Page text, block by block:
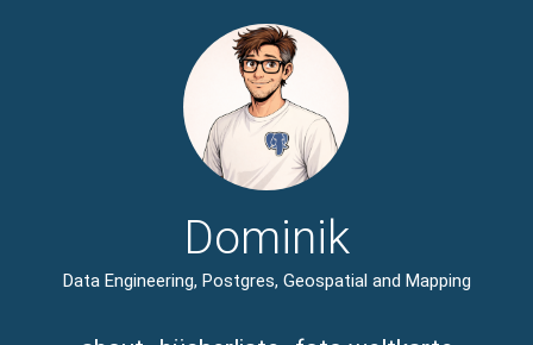
Dominik
Data Engineering, Postgres, Geospatial and Mapping